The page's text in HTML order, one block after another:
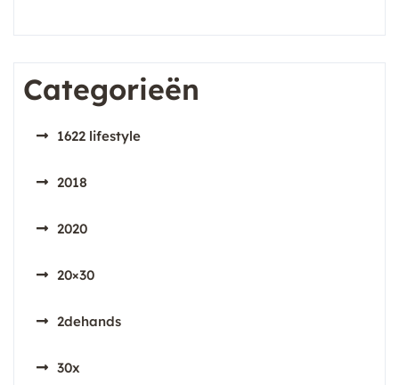
Categorieën
1622 lifestyle
2018
2020
20×30
2dehands
30x